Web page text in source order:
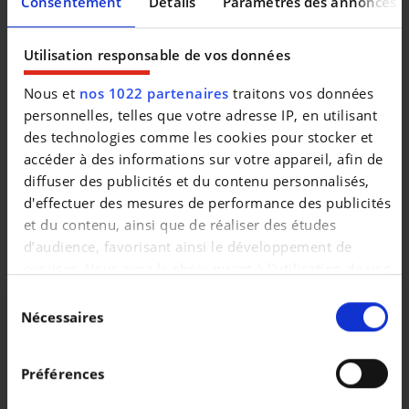
Utilisation responsable de vos données
Nous et nos 1022 partenaires traitons vos données
personnelles, telles que votre adresse IP, en utilisant
des technologies comme les cookies pour stocker et
accéder à des informations sur votre appareil, afin de
diffuser des publicités et du contenu personnalisés,
d'effectuer des mesures de performance des publicités
et du contenu, ainsi que de réaliser des études
d’audience, favorisant ainsi le développement de
services. Vous avez le choix quant à l'utilisation de vos
retirer votre consentement à tout moment en
consultant la Déclaration relative aux cookies ou en
duNécessaires
Préférences
démontrerons la voiture à distance.
punten gecontroleerd - Minimum 1 jaar garantie (of langer
indien gewenst) - Voordelige tarieven Touring Wegenhulp -
Iedere wagen voldoet aan de strenge Decaigny-Degroote
Selected Cars normen - uitgebreide testrit mogelijk om
onze kwaliteit te ervaren - iedere wagen krijgt het officieel
onderhoud bij aflevering. Onze hoog opgeleide
medewerkers garanderen U kwaliteit en perfecte service.
Bezoek www.dd.be en vind uw droomwagen. Bedankt voor
uw interesse in onze diensten. Familie Decaigny-Degroote